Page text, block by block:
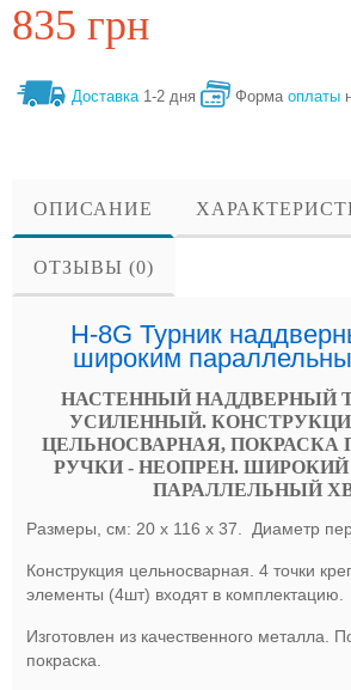
835 грн
Доставка 1-2 дня Форма оплаты
ОПИСАНИЕ
ОТЗЫВЫ (0)
Н-8G Турник
широким
НАСТЕННЫЙ НАДДВЕРНЫЙ
УСИЛЕННЫЙ.
ЦЕЛЬНОСВАРНАЯ, ПОКРАСКА
РУЧКИ - НЕОПРЕН.
ПАРАЛЛЕЛЬНЫЙ
Размеры, см: 20 х 116 х 37. Диаметр
Конструкция цельносварная. 4 точки
элементы (4шт) входят в комплектацию.
Изготовлен из качественного металла.
покраска.